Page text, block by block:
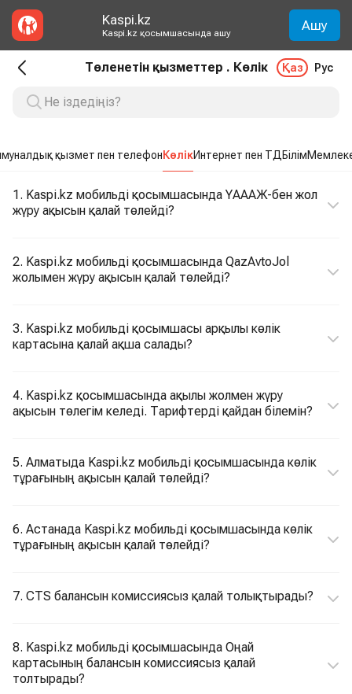
Kaspi.kz
Kaspi.kz қосымшасында ашу Ашу
Төленетін қызметтер . Көлік Қаз Рус
қызмет пен телефонКөлікИнтернет пен ТДБілім
1. Kaspi.kz мобильді қосымшасында ҮАААЖ-бен жол
жүру ақысын қалай төлейді?
2. Kaspi.kz мобильді қосымшасында QazAvtoJol
жолымен жүру ақысын қалай төлейді?
3. Kaspi.kz мобильді қосымшасы арқылы көлік
картасына қалай ақша салады?
4. Kaspi.kz қосымшасында ақылы жолмен жүру
ақысын төлегім келеді. Тарифтерді қайдан білемін?
5. Алматыда Kaspi.kz мобильді қосымшасында көлік
тұрағының ақысын қалай төлейді?
6. Астанада Kaspi.kz мобильді қосымшасында көлік
тұрағының ақысын қалай төлейді?
7. CTS балансын комиссиясыз қалай толықтырады?
8. Kaspi.kz мобильді қосымшасында Оңай
картасының балансын комиссиясыз қалай
толтырады?